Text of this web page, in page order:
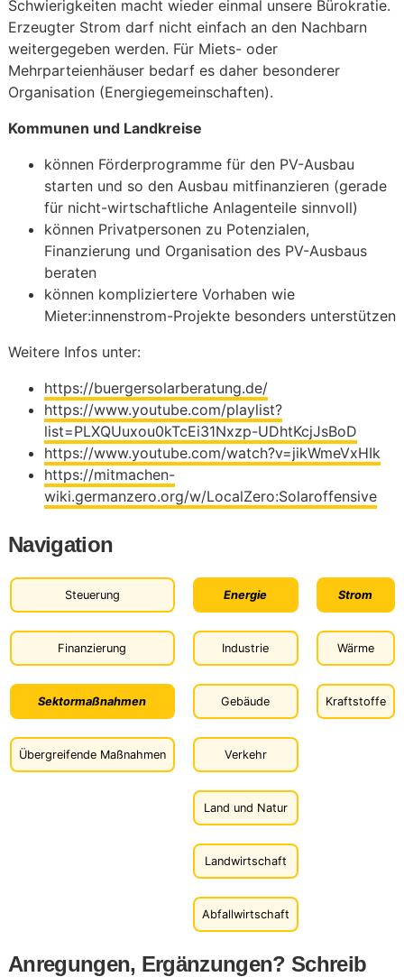
Schwierigkeiten macht wieder einmal unsere Bürokratie.
Erzeugter Strom darf nicht einfach an den Nachbarn
weitergegeben werden. Für Miets- oder
Mehrparteienhäuser bedarf es daher besonderer
Organisation (Energiegemeinschaften).
Kommunen und Landkreise
können Förderprogramme für den PV-Ausbau
starten und so den Ausbau mitfinanzieren (gerade
für nicht-wirtschaftliche Anlagenteile sinnvoll)
können Privatpersonen zu Potenzialen,
Finanzierung und Organisation des PV-Ausbaus
beraten
können kompliziertere Vorhaben wie
Mieter:innenstrom-Projekte besonders unterstützen
Weitere Infos unter:
https://buergersolarberatung.de/
https://www.youtube.com/playlist?
list=PLXQUuxou0kTcEi31Nxzp-UDhtKcjJsBoD
https://www.youtube.com/watch?v=jikWmeVxHIk
https://mitmachen-
wiki.germanzero.org/w/LocalZero:Solaroffensive
Navigation
Steuerung
Finanzierung
Sektormaßnahmen
Übergreifende Maßnahmen
Energie
Industrie
Gebäude
Verkehr
Land und Natur
Landwirtschaft
Abfallwirtschaft
Strom
Wärme
Kraftstoffe
Anregungen, Ergänzungen? Schreib